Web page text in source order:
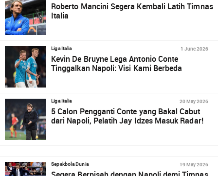
Roberto Mancini Segera Kembali Latih Timnas
Italia
Liga Italia 1 June 2026
Kevin De Bruyne Lega Antonio Conte
Tinggalkan Napoli: Visi Kami Berbeda
Liga Italia 20 May 2026
5 Calon Pengganti Conte yang Bakal Cabut
dari Napoli, Pelatih Jay Idzes Masuk Radar!
Sepakbola Dunia 19 May 2026